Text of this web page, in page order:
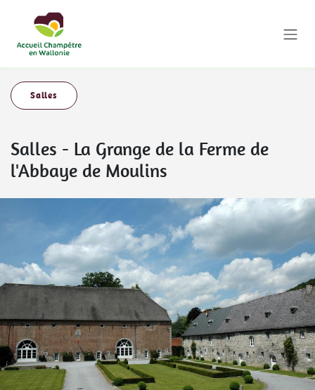
Salles
Salles - La Grange de la Ferme de
l'Abbaye de Moulins